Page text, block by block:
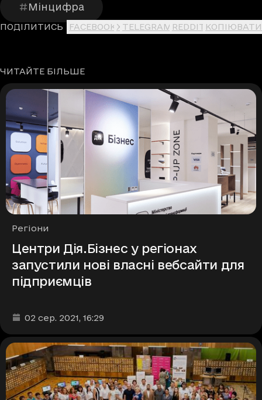
Мінцифра
ПОДІЛИТИСЬ FACEBOOK X TELEGRAM REDDIT КОПІЮВАТИ
ЧИТАЙТЕ БІЛЬШЕ
Рубрики
Регіони
Центри Дія.Бізнес у регіонах
запустили нові власні вебсайти для
підприємців
Дата та час публікації
02 сер. 2021, 16:29